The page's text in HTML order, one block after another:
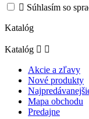
 Súhlasím so
Katalóg
Katalóg  
Akcie a zľavy
Nové produkty
Mapa obchodu
Predajne